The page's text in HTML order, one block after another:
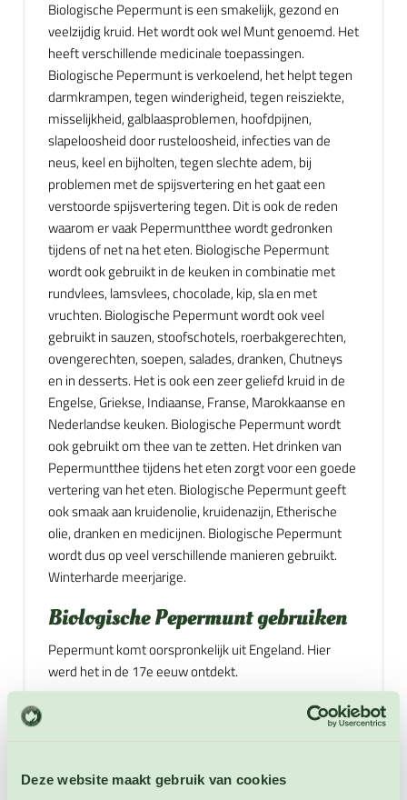
Deze website maakt gebruik van cookies
Biologische Pepermunt is een smakelijk, gezond en
veelzijdig kruid. Het wordt ook wel Munt genoemd. Het
heeft verschillende medicinale toepassingen.
Biologische Pepermunt is verkoelend, het helpt tegen
darmkrampen, tegen winderigheid, tegen reisziekte,
misselijkheid, galblaasproblemen, hoofdpijnen,
slapeloosheid door rusteloosheid, infecties van de
neus, keel en bijholten, tegen slechte adem, bij
problemen met de spijsvertering en het gaat een
verstoorde spijsvertering tegen. Dit is ook de reden
waarom er vaak Pepermuntthee wordt gedronken
tijdens of net na het eten. Biologische Pepermunt
wordt ook gebruikt in de keuken in combinatie met
rundvlees, lamsvlees, chocolade, kip, sla en met
vruchten. Biologische Pepermunt wordt ook veel
gebruikt in sauzen, stoofschotels, roerbakgerechten,
ovengerechten, soepen, salades, dranken, Chutneys
en in desserts. Het is ook een zeer geliefd kruid in de
Engelse, Griekse, Indiaanse, Franse, Marokkaanse en
Nederlandse keuken. Biologische Pepermunt wordt
ook gebruikt om thee van te zetten. Het drinken van
Pepermuntthee tijdens het eten zorgt voor een goede
vertering van het eten. Biologische Pepermunt geeft
ook smaak aan kruidenolie, kruidenazijn, Etherische
olie, dranken en medicijnen. Biologische Pepermunt
wordt dus op veel verschillende manieren gebruikt.
Winterharde meerjarige.
Biologische Pepermunt gebruiken
Pepermunt komt oorspronkelijk uit Engeland. Hier
werd het in de 17e eeuw ontdekt.
geneeskrachtige toepassingen. Het wordt gebruikt
hoofdpijnen, winderigheid, darmkrampen,
spijsverteringsproblemen en tegen slechte adem.